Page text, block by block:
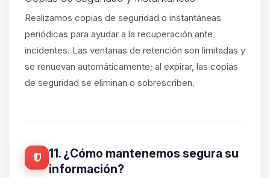
Realizamos copias de seguridad o instantáneas
periódicas para ayudar a la recuperación ante
incidentes. Las ventanas de retención son limitadas y
se renuevan automáticamente; al expirar, las copias
de seguridad se eliminan o sobrescriben.
11. ¿Cómo mantenemos segura su
información?